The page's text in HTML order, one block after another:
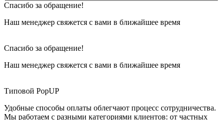
Спасибо за обращение!
Наш менеджер свяжется с вами в ближайшее время
Спасибо за обращение!
Наш менеджер свяжется с вами в ближайшее время
Типовой PopUP
Удобные способы оплаты облегчают процесс сотрудничества.
Мы работаем с разными категориями клиентов: от частных